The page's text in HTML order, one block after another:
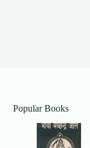
Popular Books